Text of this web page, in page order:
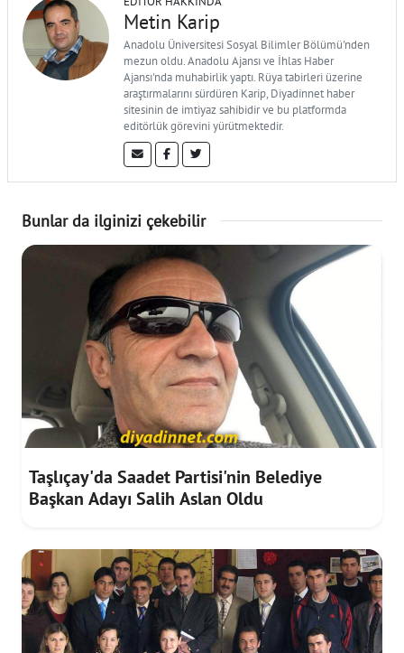
Metin Karip
Anadolu Üniversitesi Sosyal Bilimler Bölümü'nden
mezun oldu. Anadolu Ajansı ve İhlas Haber
Ajansı'nda muhabirlik yaptı. Rüya tabirleri üzerine
araştırmalarını sürdüren Karip, Diyadinnet haber
sitesinin de imtiyaz sahibidir ve bu platformda
editörlük görevini yürütmektedir.
Bunlar da ilginizi çekebilir
Taşlıçay'da Saadet Partisi'nin Belediye
Başkan Adayı Salih Aslan Oldu